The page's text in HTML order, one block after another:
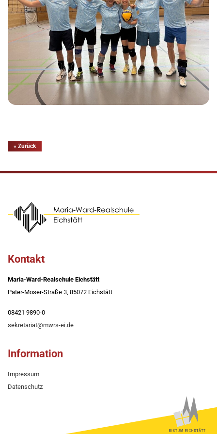
« Zurück
Kontakt
Maria-Ward-Realschule Eichstätt
Pater-Moser-Straße 3, 85072 Eichstätt
08421 9890-0
sekretariat@mwrs-ei.de
Information
Impressum
Datenschutz